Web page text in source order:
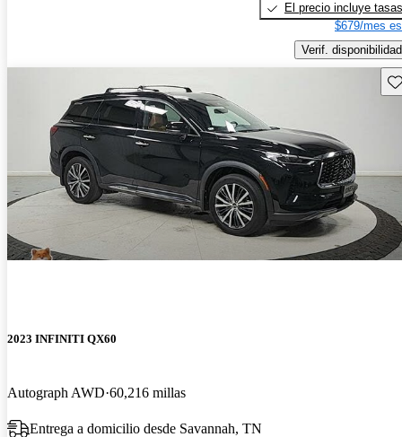
El precio incluye tasas
$679/mes
Verif. disponibilidad
2023 INFINITI QX60
Autograph AWD 60,216 millas
Entrega a domicilio desde Savannah, TN